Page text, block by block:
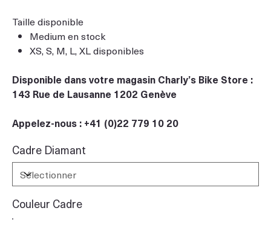
Taille disponible
Medium en stock
XS, S, M, L, XL disponibles
Disponible dans votre magasin Charly’s Bike Store :
143 Rue de Lausanne 1202 Genève
Appelez-nous : +41 (0)22 779 10 20
Cadre Diamant
Couleur Cadre